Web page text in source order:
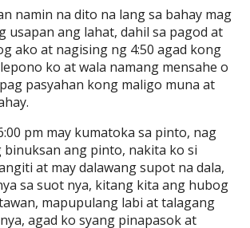
namin na dito na lang sa bahay mag
usapan ang lahat, dahil sa pagod at
ako at nagising ng 4:50 agad kong
ko at wala namang mensahe o
pasyahan kong maligo muna at
pm may kumatoka sa pinto, nag
binuksan ang pinto, nakita ko si
at may dalawang supot na dala,
sa suot nya, kitang kita ang hubog
mapupulang labi at talagang
agad ko syang pinapasok at